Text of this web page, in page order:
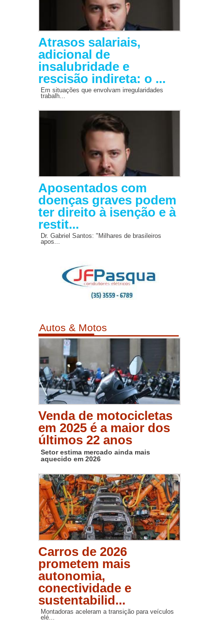
Atrasos salariais,
adicional de
insalubridade e
rescisão indireta: o ...
Em situações que envolvam irregularidades
trabalh...
Aposentados com
doenças graves podem
ter direito à isenção e à
restit...
Dr. Gabriel Santos: "Milhares de brasileiros
apos...
Autos & Motos
Venda de motocicletas
em 2025 é a maior dos
últimos 22 anos
Setor estima mercado ainda mais
aquecido em 2026
Carros de 2026
prometem mais
autonomia,
conectividade e
sustentabilid...
Montadoras aceleram a transição para veículos
elé...